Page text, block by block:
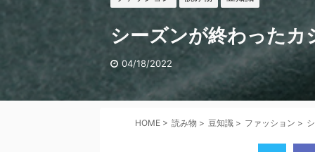
シーズンが終わったカ
04/18/2022
HOME > 読み物 > 豆知識 > ファッション >